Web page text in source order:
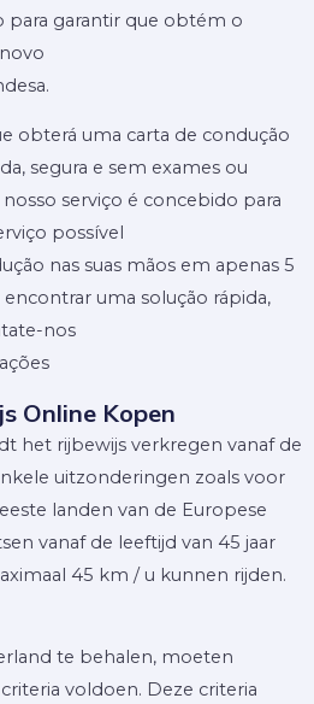
para garantir que obtém o
obterá uma carta de condução
segura e sem exames ou
serviço é concebido para
possível
nas suas mãos em apenas 5
uma solução rápida,
nos
Online Kopen
het rijbewijs verkregen vanaf de
uitzonderingen zoals voor
landen van de Europese
vanaf de leeftijd van 45 jaar
45 km / u kunnen rijden.
te behalen, moeten
voldoen. Deze criteria